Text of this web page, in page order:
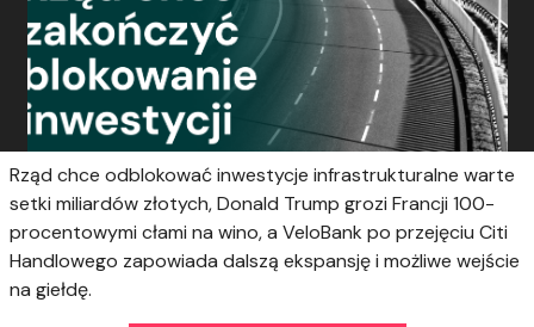
Rząd chce odblokować inwestycje infrastrukturalne warte
setki miliardów złotych, Donald Trump grozi Francji 100-
procentowymi cłami na wino, a VeloBank po przejęciu Citi
Handlowego zapowiada dalszą ekspansję i możliwe wejście
na giełdę.